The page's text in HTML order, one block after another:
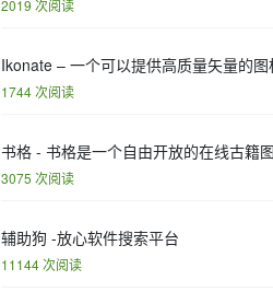
2019 次阅读
Ikonate – 一个可以提供高质量矢量的图
1744 次阅读
书格 - 书格是一个自由开放的在线古籍图
3075 次阅读
辅助狗 -放心软件搜索平台
11144 次阅读